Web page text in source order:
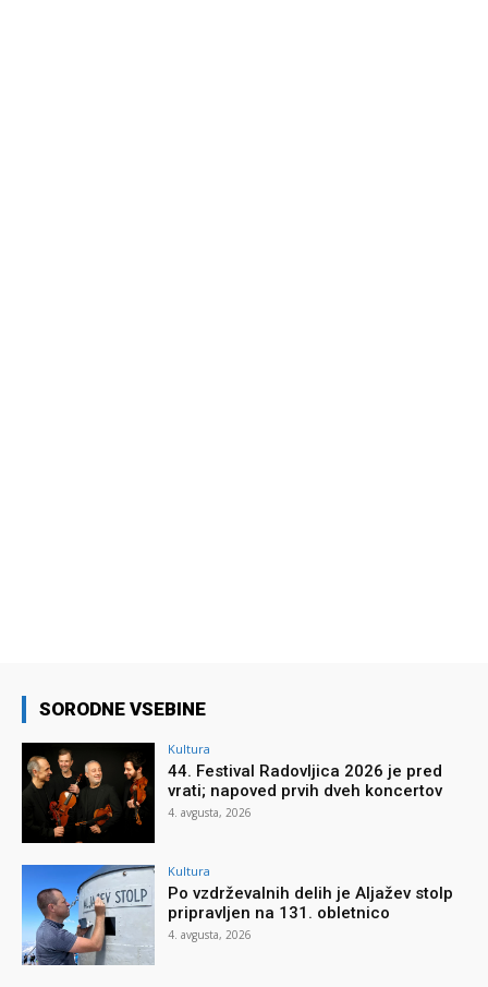
SORODNE VSEBINE
Kultura
44. Festival Radovljica 2026 je pred
vrati; napoved prvih dveh koncertov
4. avgusta, 2026
Kultura
Po vzdrževalnih delih je Aljažev stolp
pripravljen na 131. obletnico
4. avgusta, 2026